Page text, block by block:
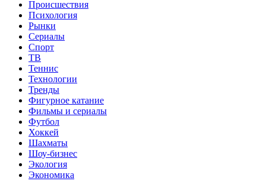
Происшествия
Психология
Рынки
Сериалы
Спорт
ТВ
Теннис
Технологии
Тренды
Фигурное катание
Фильмы и сериалы
Футбол
Хоккей
Шахматы
Шоу-бизнес
Экология
Экономика